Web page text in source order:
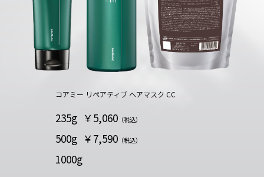
コアミー リペアティブ ヘアマスク CC
235g ￥5,060 （税込）
500g ￥7,590 （税込）
1000g